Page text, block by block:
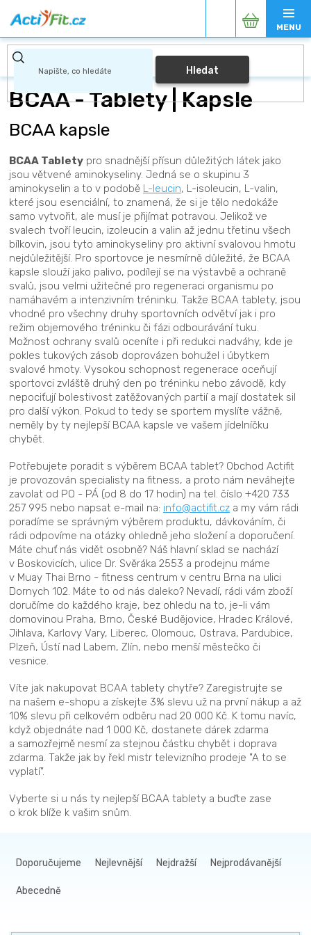
na
obsah
Hledat
Nákupní
košík
BCAA - Tablety | Kapsle
BCAA kapsle
BCAA Tablety pro snadnější přísun důležitých látek jako
jsou větvené aminokyseliny. Jedná se o skupinu 3
aminokyselin a to v podobě L-leucin, L-isoleucin, L-valin,
které jsou esenciální, to znamená, že si je tělo nedokáže
samo vytvořit, ale musí je přijímat potravou. Jelikož ve
svalech tvoří leucin, izoleucin a valin až jednu třetinu všech
bílkovin, jsou tyto aminokyseliny pro aktivní svalovou hmotu
nejdůležitější. Pro sportovce je nesmírně důležité, že BCAA
kapsle slouží jako palivo, podílejí se na výstavbě a ochraně
svalů, jsou velmi užitečné pro regeneraci organismu po
namáhavém a intenzivním tréninku. Takže BCAA tablety, jsou
vhodné pro všechny druhy sportovních odvětví jak i pro
režim objemového tréninku či fázi odbourávání tuku.
Možnost ochrany svalů oceníte i při redukci nadváhy, kde je
pokles tukových zásob doprovázen bohužel i úbytkem
svalové hmoty. Vysokou schopnost regenerace oceňují
sportovci zvláště druhý den po tréninku nebo závodě, kdy
nepociťují bolestivost zatěžovaných partií a mají dostatek sil
pro další výkon. Pokud to tedy se sportem myslíte vážně,
neměly by ty nejlepší BCAA kapsle ve vašem jídelníčku
chybět.
Potřebujete poradit s výběrem BCAA tablet? Obchod Actifit
je provozován specialisty na fitness, a proto nám neváhejte
zavolat od PO - PÁ (od 8 do 17 hodin) na tel. číslo +420 733
257 995 nebo napsat e-mail na: info@actifit.cz a my vám rádi
poradíme se správným výběrem produktu, dávkováním, či
rádi odpovíme na otázky ohledně jeho složení a doporučení.
Máte chuť nás vidět osobně? Náš hlavní sklad se nachází
v Boskovicích, ulice Dr. Svěráka 2553 a prodejnu máme
v Muay Thai Brno - fitness centrum v centru Brna na ulici
Dornych 102. Máte to od nás daleko? Nevadí, rádi vám zboží
doručíme do každého kraje, bez ohledu na to, je-li vám
domovinou Praha, Brno, České Budějovice, Hradec Králové,
Jihlava, Karlovy Vary, Liberec, Olomouc, Ostrava, Pardubice,
Plzeň, Ústí nad Labem, Zlín, nebo menší městečko či
vesnice.
Víte jak nakupovat BCAA tablety chytře? Zaregistrujte se
na našem e-shopu a získejte 3% slevu už na první nákup a až
10% slevu při celkovém odběru nad 20 000 Kč. K tomu navíc,
když objednáte nad 1 000 Kč, dostanete dárek zdarma
a samozřejmě nesmí za stejnou částku chybět i doprava
zdarma. Takže jak by řekl mistr televizního prodeje "A to se
vyplatí".
Vyberte si u nás ty nejlepší BCAA tablety a buďte zase
o krok blíže k vašim snům.
aDoporučujeme Nejlevnější Nejdražší Nejprodávanější
Abecedně